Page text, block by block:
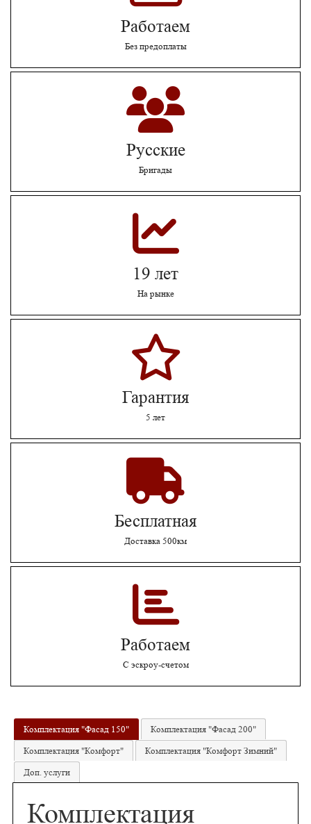
Работаем
Без предоплаты
Русские
Бригады
19 лет
На рынке
Гарантия
5 лет
Бесплатная
Доставка 500км
Работаем
С эскроу-счетом
Комплектация "Фасад 150" Комплектация "Фасад 200"
Комплектация "Комфорт" Комплектация "Комфорт Зимний"
Доп. услуги
Комплектация